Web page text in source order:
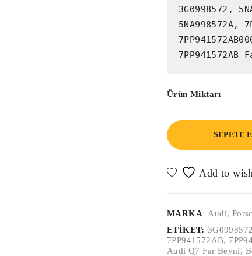
3G0998572,
5NA998572A,
7PP941572AB
Ürün Miktarı
SEPETE
MARKA Audi,
ETIKET: 3G0998572
7PP941572AB,
Audi Q7 Far Beyni,